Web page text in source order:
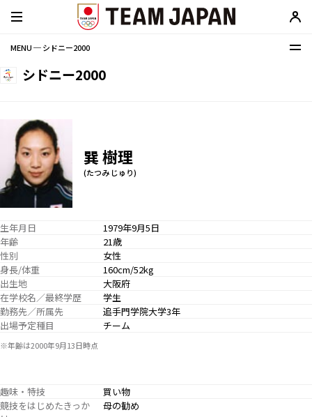
MENU ─ シドニー2000
シドニー2000
巽 樹理
(たつみ じゅり)
生年月日
1979年9月5日
年齢
21歳
性別
女性
身長/体重
160cm/52kg
出生地
大阪府
在学校名／最終学歴
学生
勤務先／所属先
追手門学院大学3年
出場予定種目
チーム
※年齢は2000年9月13日時点
趣味・特技
買い物
競技をはじめたきっか
母の勧め